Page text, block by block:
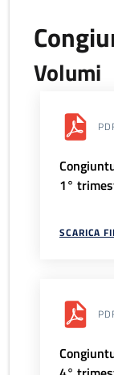
Volumi
1°
SCARICA